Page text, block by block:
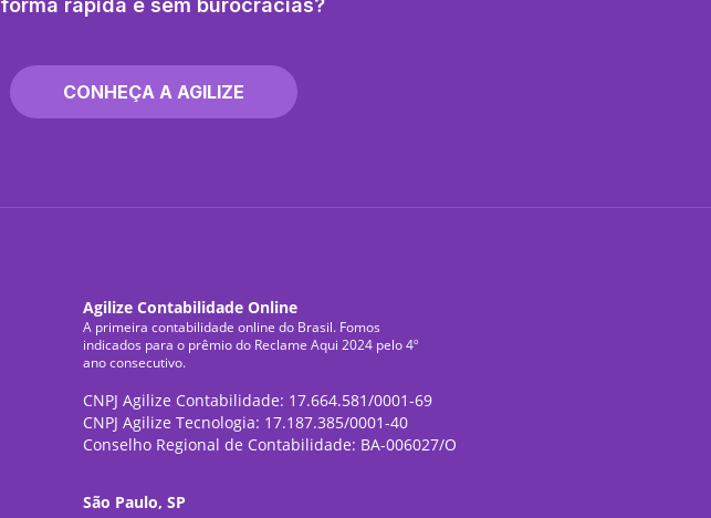
rápida e sem burocracias?
CONHEÇA A AGILIZE
Agilize Contabilidade Online
A primeira contabilidade online do Brasil. Fomos
indicados para o prêmio do Reclame Aqui 2024 pelo 4º
ano consecutivo.
CNPJ Agilize Contabilidade: 17.664.581/0001-69
CNPJ Agilize Tecnologia: 17.187.385/0001-40
Conselho Regional de Contabilidade: BA-006027/O
São Paulo, SP